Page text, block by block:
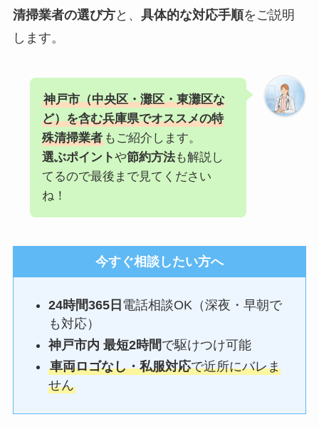
清掃業者の選び方と、 具体的な対応手順をご説明
します。
神戸市（中央区・灘区・東灘区な
ど）を含む兵庫県でオススメの特
殊清掃業者もご紹介します。
選ぶポイントや節約方法も解説し
てるので最後まで見てください
ね！
今すぐ相談したい方へ
24時間365日 電話相談OK（深夜・早朝で
も対応）
神戸市内 最短2時間で駆けつけ可能
車両ロゴなし・私服対応で近所にバレま
せん